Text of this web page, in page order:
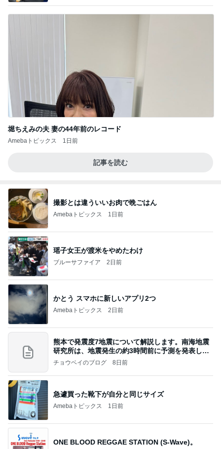
堀ちえみの夫 妻の44年前のレコード
Amebaトピックス 1日前
記事を読む
撮影とは違ういいお肉で晩ごはん
Amebaトピックス 1日前
瑶子女王が渡米をやめたわけ
ブルーサファイア 2日前
かとう スマホに新しいアプリ2つ
Amebaトピックス 2日前
熊本で発震度7地震について解説します。南海地震
研究所は、地震発生の約3時間前に予測を発表しま
した
チョウベイのブログ 8日前
急遽買った靴下が自分と同じサイズ
Amebaトピックス 1日前
ONE BLOOD REGGAE STATION (S-Wave)。